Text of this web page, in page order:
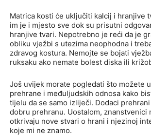
Matrica kosti će uključiti kalcij i hranjive
im je i mjesto sve dok su prisutni
hranjive tvari. Nepotrebno je reći da je
obliku vježbi s utezima neophodna i
zdravog kostura. Nemojte se bojati
ruksaku ako nemate bolest diska ili
Još uvijek morate pogledati što možete
prehrane i međuljudskih odnosa kako
tijelu da se samo izliječi. Dodaci
dobru prehranu. Uostalom, znanstvenici
otkrivaju nove stvari o hrani i njezinoj
koje mi ne znamo.